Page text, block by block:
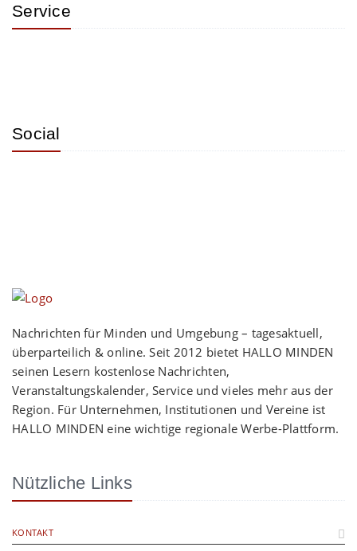
Service
Social
Nachrichten für Minden und Umgebung – tagesaktuell,
überparteilich & online. Seit 2012 bietet HALLO MINDEN
seinen Lesern kostenlose Nachrichten,
Veranstaltungskalender, Service und vieles mehr aus der
Region. Für Unternehmen, Institutionen und Vereine ist
HALLO MINDEN eine wichtige regionale Werbe-Plattform.
Nützliche Links
KONTAKT